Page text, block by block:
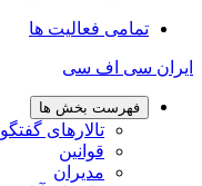
تمامی فعالیت ها
ایران سی اف سی
فهرست بخش ها
تالارهای گفتگو
قوانین
مدیران